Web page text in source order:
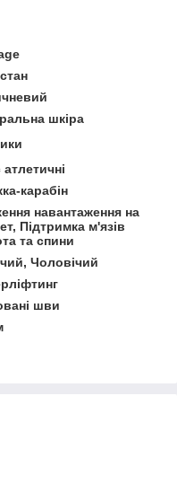
шкіра
карабін
навантаження на
Підтримка м'язів
та спини
Чоловічий
шви